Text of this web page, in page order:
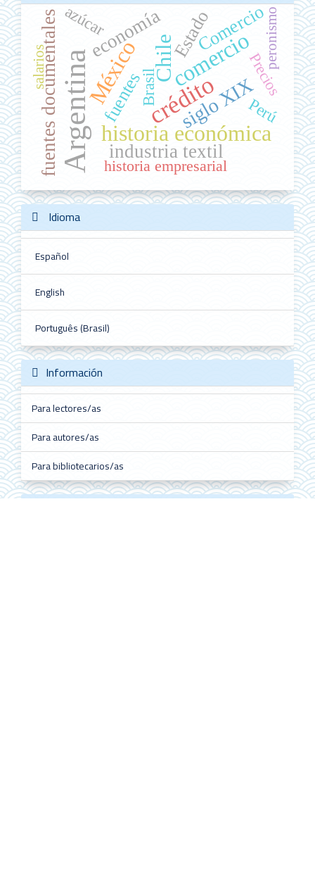
Argentina crédito
comercio
historia económica
México Chile
siglo XIX
economía
fuentes documentales industria textil
fuentes
EstadoComercio
azúcar
Perú
Brasil Precios
historia empresarial
salarios peronismo
Idioma
Español
English
Português (Brasil)
Información
Para lectores/as
Para autores/as
Para bibliotecarios/as